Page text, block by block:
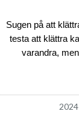
Sugen på att
testa att klättra
varandra,